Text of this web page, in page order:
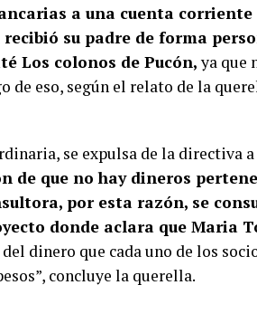
a una cuenta
su padre de forma
Los colonos de Pucón,ya que
de eso, según el relato de la
se expulsa de la directiva
de que no hay dineros
por esta razón, se
donde aclara que Maria
dinero que cada uno de los
concluye la querella.